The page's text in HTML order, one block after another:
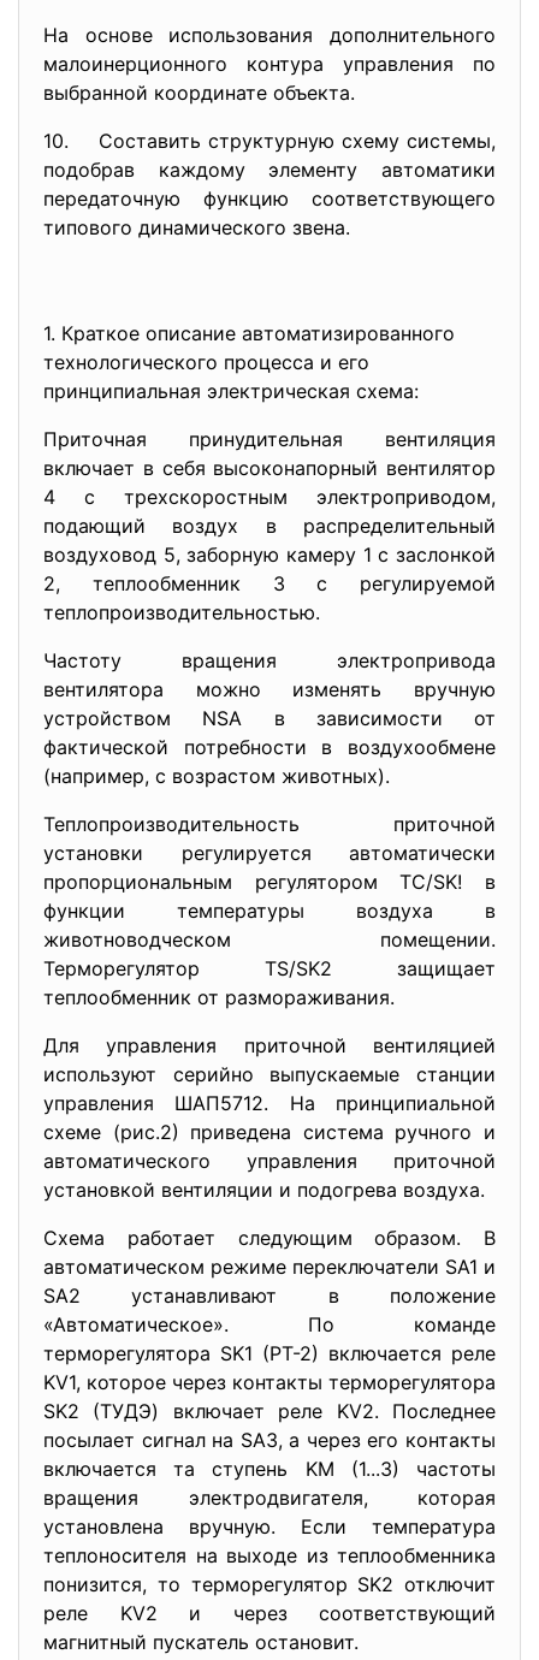
На основе использования дополнительного
малоинерционного контура управления по
выбранной координате объекта.
10. Составить структурную схему системы,
подобрав каждому элементу автоматики
передаточную функцию соответствующего
типового динамического звена.
1. Краткое описание автоматизированного
технологического процесса и его
принципиальная электрическая схема:
Приточная принудительная вентиляция
включает в себя высоконапорный вентилятор
4 с трехскоростным электроприводом,
подающий воздух в распределительный
воздуховод 5, заборную камеру 1 с заслонкой
2, теплообменник 3 с регулируемой
теплопроизводительностью.
Частоту вращения электропривода
вентилятора можно изменять вручную
устройством NSA в зависимости от
фактической потребности в воздухообмене
(например, с возрастом животных).
Теплопроизводительность приточной
установки регулируется автоматически
пропорциональным регулятором ТС/SK! в
функции температуры воздуха в
животноводческом помещении.
Терморегулятор TS/SK2 защищает
теплообменник от размораживания.
Для управления приточной вентиляцией
используют серийно выпускаемые станции
управления ШАП5712. На принципиальной
схеме (рис.2) приведена система ручного и
автоматического управления приточной
установкой вентиляции и подогрева воздуха.
Схема работает следующим образом. В
автоматическом режиме переключатели SA1 и
SA2 устанавливают в положение
«Автоматическое». По команде
терморегулятора SK1 (PT-2) включается реле
KV1, которое через контакты терморегулятора
SK2 (ТУДЭ) включает реле KV2. Последнее
посылает сигнал на SA3, а через его контакты
включается та ступень KM (1...3) частоты
вращения электродвигателя, которая
установлена вручную. Если температура
теплоносителя на выходе из теплообменника
понизится, то терморегулятор SK2 отключит
реле KV2 и через соответствующий
магнитный пускатель остановит.